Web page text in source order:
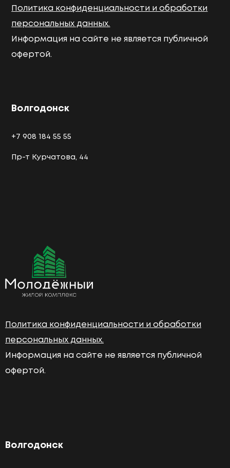
Политика конфиденциальности и обработки
персональных данных.
Информация на сайте не является публичной
офертой.
Волгодонск
+7 908 184 55 55
Пр-т Курчатова, 44
Политика конфиденциальности и обработки
персональных данных.
Информация на сайте не является публичной
офертой.
Волгодонск